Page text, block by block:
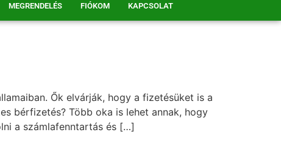
MEGRENDELÉS FIÓKOM KAPCSOLAT
Ők elvárják, hogy a fizetésüket is a
bérfizetés? Több oka is lehet annak, hogy
a számlafenntartás és […]